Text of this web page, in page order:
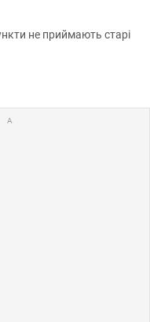
не приймають старі